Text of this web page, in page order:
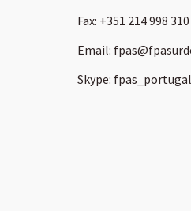
Fax: +351 214 998 310
Email:
Skype: fpas_portugal